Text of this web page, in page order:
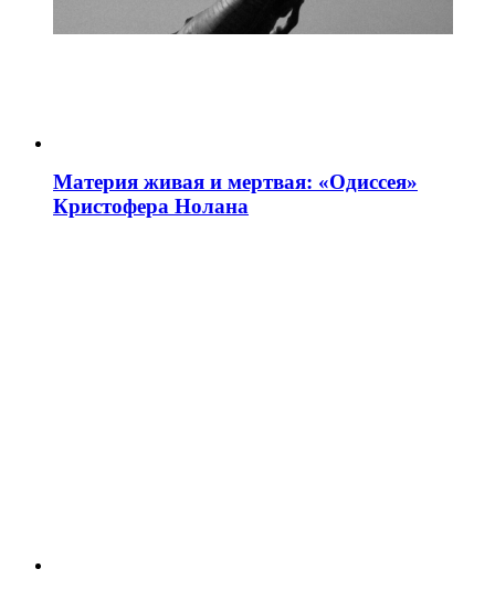
Материя живая и мертвая: «Одиссея»
Кристофера Нолана